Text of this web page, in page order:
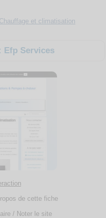
Chauffage et climatisation
Efp Services
de cette fiche
/ Noter le site